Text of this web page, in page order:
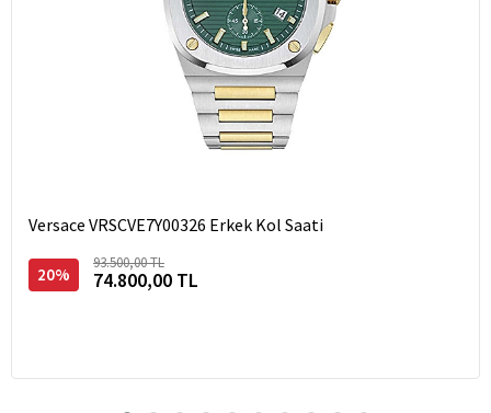
Versace VRSCVE7Y00326 Erkek Kol Saati
20%
93.500,00 TL
74.800,00 TL